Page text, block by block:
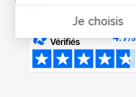
Via cette
Je choisis
Axeptio consent
Plateforme de
Notre plateforme